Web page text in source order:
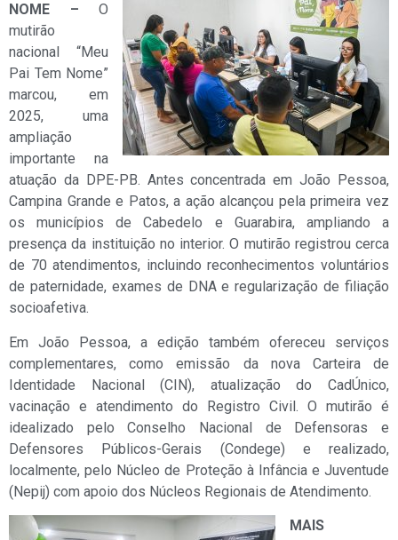
NOME – O
mutirão
nacional “Meu
Pai Tem Nome”
marcou, em
2025, uma
ampliação
importante na
atuação da DPE-PB. Antes concentrada em João Pessoa,
Campina Grande e Patos, a ação alcançou pela primeira vez
os municípios de Cabedelo e Guarabira, ampliando a
presença da instituição no interior. O mutirão registrou cerca
de 70 atendimentos, incluindo reconhecimentos voluntários
de paternidade, exames de DNA e regularização de filiação
socioafetiva.
Em João Pessoa, a edição também ofereceu serviços
complementares, como emissão da nova Carteira de
Identidade Nacional (CIN), atualização do CadÚnico,
vacinação e atendimento do Registro Civil. O mutirão é
idealizado pelo Conselho Nacional de Defensoras e
Defensores Públicos-Gerais (Condege) e realizado,
localmente, pelo Núcleo de Proteção à Infância e Juventude
(Nepij) com apoio dos Núcleos Regionais de Atendimento.
MAIS